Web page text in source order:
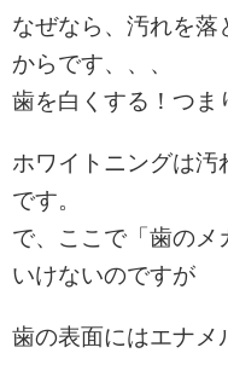
なぜなら、汚れを落
からです、、、
歯を白くする！つま
ホワイトニングは
です。
で、ここで「歯の
いけないのですが
歯の表面にはエナメ